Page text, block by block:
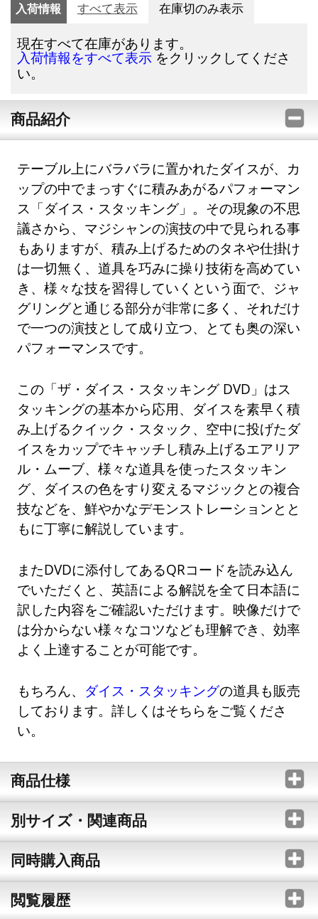
入荷情報 すべて表示 在庫切のみ表示
現在すべて在庫があります。
入荷情報をすべて表示 をクリックしてくださ
い。
商品紹介
テーブル上にバラバラに置かれたダイスが、カ
ップの中でまっすぐに積みあがるパフォーマン
ス「ダイス・スタッキング」。その現象の不思
議さから、マジシャンの演技の中で見られる事
もありますが、積み上げるためのタネや仕掛け
は一切無く、道具を巧みに操り技術を高めてい
き、様々な技を習得していくという面で、ジャ
グリングと通じる部分が非常に多く、それだけ
で一つの演技として成り立つ、とても奥の深い
パフォーマンスです。
この「ザ・ダイス・スタッキング DVD」はス
タッキングの基本から応用、ダイスを素早く積
み上げるクイック・スタック、空中に投げたダ
イスをカップでキャッチし積み上げるエアリア
ル・ムーブ、様々な道具を使ったスタッキン
グ、ダイスの色をすり変えるマジックとの複合
技などを、鮮やかなデモンストレーションとと
もに丁寧に解説しています。
またDVDに添付してあるQRコードを読み込ん
でいただくと、英語による解説を全て日本語に
訳した内容をご確認いただけます。映像だけで
は分からない様々なコツなども理解でき、効率
よく上達することが可能です。
もちろん、 ダイス・スタッキングの道具も販売
しております。詳しくはそちらをご覧くださ
い。
商品仕様
別サイズ・関連商品
同時購入商品
閲覧履歴